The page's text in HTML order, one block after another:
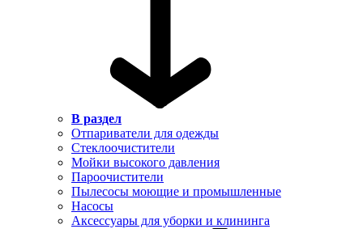
В раздел
Отпариватели для одежды
Стеклоочистители
Мойки высокого давления
Пароочистители
Пылесосы моющие и промышленные
Насосы
Аксессуары для уборки и клининга